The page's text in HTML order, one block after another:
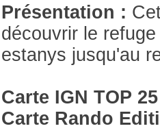
Présentation :
découvrir le
estanys jusqu'au
Carte IGN TOP
Carte Rando